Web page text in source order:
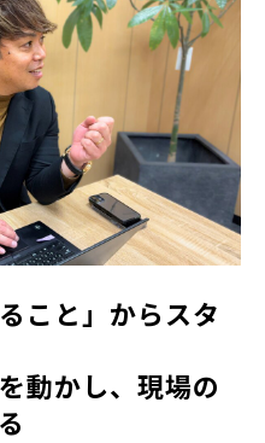
こと」からスタ
動かし、現場の